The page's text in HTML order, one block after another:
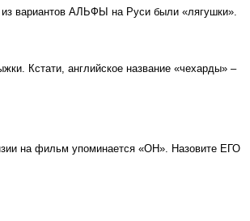
вариантов АЛЬФЫ на Руси были «лягушки».
Кстати, английское название «чехарды» –
на фильм упоминается «ОН». Назовите ЕГО